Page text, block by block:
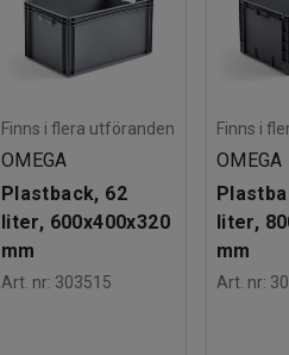
Finns i flera utföranden
OMEGA
Plastback, 62
liter, 600x400x320
mm
Art. nr: 303515
Finns i
OMEGA
liter,
mm
Art. nr: